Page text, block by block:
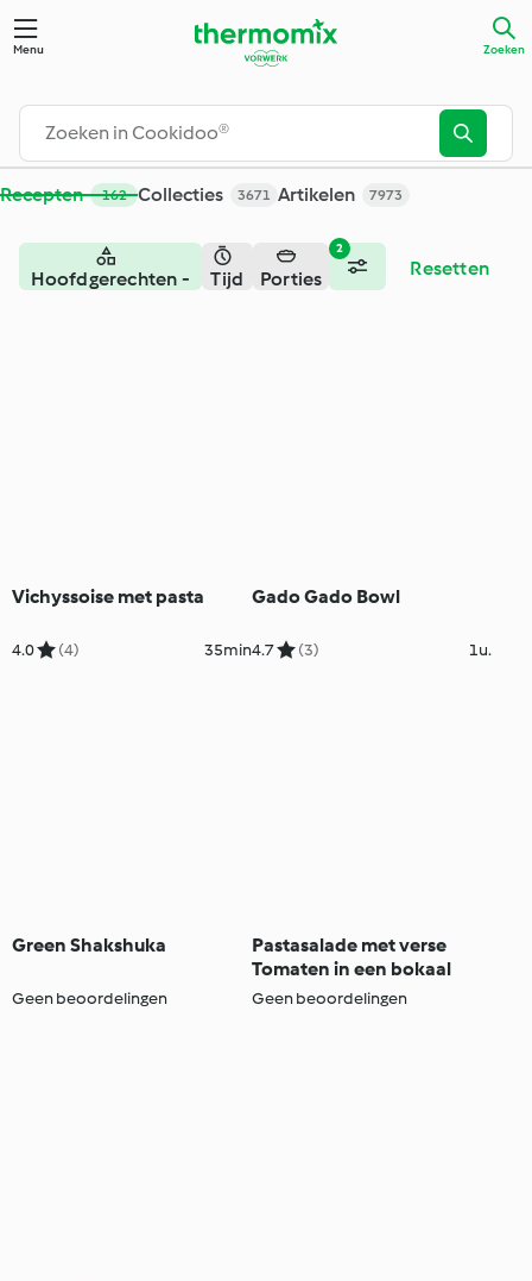
Menu Zoeken
Recepten 162 Collecties 3671 Artikelen 7973
2
Hoofdgerechten -
Tijd Porties Resetten
Vichyssoise met pasta
4.0 (4) 35min
Gado Gado Bowl
4.7 (3) 1u.
Green Shakshuka
Geen beoordelingen
Pastasalade met verse
Tomaten in een bokaal
Geen beoordelingen
Zoeken - Cookidoo® – het officiële Thermomix®-